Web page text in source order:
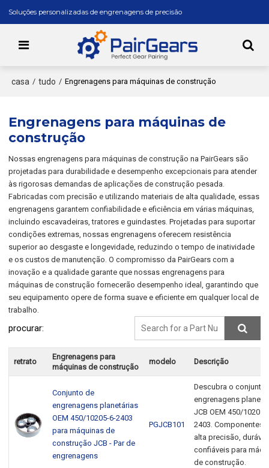
Soluções personalizadas de engrenagens de precisão
casa / tudo / Engrenagens para máquinas de construção
Engrenagens para máquinas de
construção
Nossas engrenagens para máquinas de construção na PairGears são
projetadas para durabilidade e desempenho excepcionais para atender
às rigorosas demandas de aplicações de construção pesada.
Fabricadas com precisão e utilizando materiais de alta qualidade, essas
engrenagens garantem confiabilidade e eficiência em várias máquinas,
incluindo escavadeiras, tratores e guindastes. Projetadas para suportar
condições extremas, nossas engrenagens oferecem resistência
superior ao desgaste e longevidade, reduzindo o tempo de inatividade
e os custos de manutenção. O compromisso da PairGears com a
inovação e a qualidade garante que nossas engrenagens para
máquinas de construção fornecerão desempenho ideal, garantindo que
seu equipamento opere de forma suave e eficiente em qualquer local de
trabalho.
procurar:
retrato
Engrenagens para
máquinas de construção
modelo Descrição
Conjunto de
engrenagens planetárias
OEM 450/10205-6-2403
para máquinas de
construção JCB - Par de
engrenagens
PGJCB101
Descubra o conjunto
engrenagens
JCB OEM 450/10205-
2403. Componentes
alta precisão,
confiáveis para
de construção.